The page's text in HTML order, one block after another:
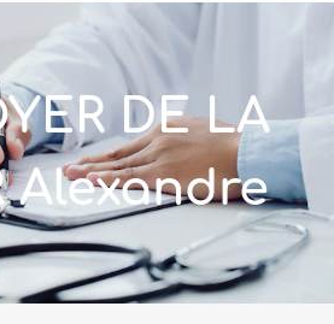
DE LA
Alexandre